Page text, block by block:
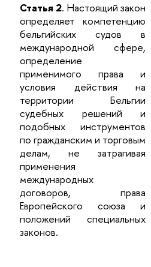
Статья 2. Настоящий закон
определяет компетенцию
бельгийских судов в
международной сфере,
определение
применимого права и
условия действия на
территории Бельгии
судебных решений и
подобных инструментов
по гражданским и торговым
делам, не затрагивая
применения
международных
договоров, права
Европейского союза и
положений специальных
законов.